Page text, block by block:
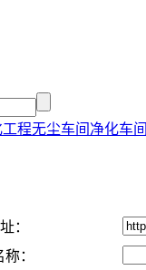
程无尘车间 净化车间
：
：